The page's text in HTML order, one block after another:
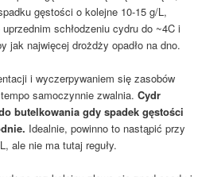
gęstości o kolejne 10-15 g/L,
schłodzeniu cydru do ~4C i
jak najwięcej drożdży opadło na dno.
i wyczerpywaniem się zasobów
samoczynnie zwalnia.Cydr
butelkowania gdy spadek gęstości
Idealnie, powinno to nastąpić przy
ale nie ma tutaj reguły.